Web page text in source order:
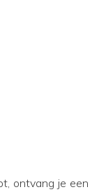
ontvang je een